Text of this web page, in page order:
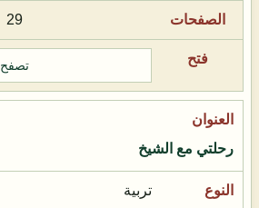
29
تصفح
رحلتي مع الشيخ
تربية